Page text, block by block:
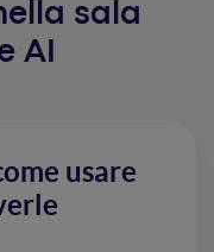
sala
AI
usare